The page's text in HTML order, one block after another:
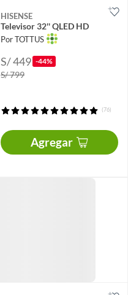
HISENSE
Televisor 32'' QLED HD
Por TOTTUS
S/ 449 -44%
S/ 799
(76)
Agregar